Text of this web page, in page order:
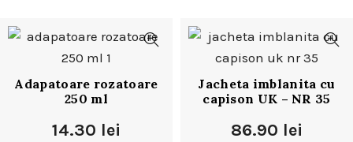
Adapatoare rozatoare
250 ml
14.30 lei
Jacheta imblanita cu
capison UK – NR 35
86.90 lei